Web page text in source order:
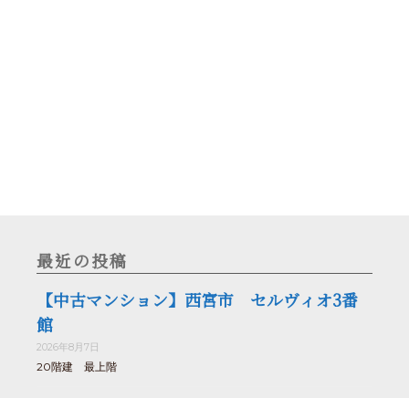
最近の投稿
【中古マンション】西宮市 セルヴィオ3番
館
2026年8月7日
20階建 最上階